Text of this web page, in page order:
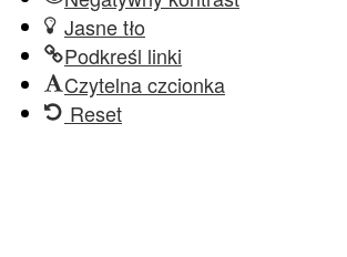
Jasne tło
Podkreśl linki
Czytelna czcionka
Reset